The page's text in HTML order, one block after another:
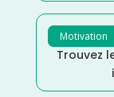
Motivation
Trouvez